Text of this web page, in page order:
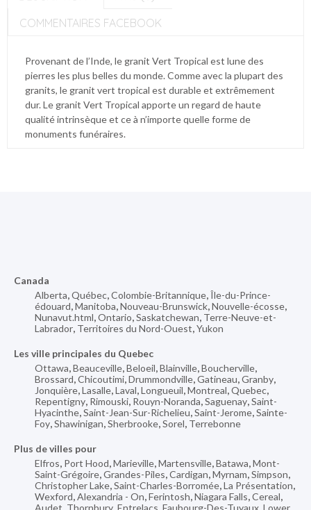
COMMENTAIRES FACEBOOK
Provenant de l’Inde, le granit Vert Tropical est lune des
pierres les plus belles du monde. Comme avec la plupart des
granits, le granit vert tropical est durable et extrêmement
dur. Le granit Vert Tropical apporte un regard de haute
qualité intrinsèque et ce à n’importe quelle forme de
monuments funéraires.
Canada
Alberta,Québec,Colombie-Britannique,Île-du-Prince-
édouard,Manitoba,Nouveau-Brunswick,Nouvelle-écosse,
Nunavut.html,Ontario,Saskatchewan, Terre-Neuve-et-
Labrador, Territoires du Nord-Ouest,Yukon
Les ville principales du Quebec
Ottawa,Beauceville,Beloeil,Blainville,Boucherville,
Brossard,Chicoutimi,Drummondville,Gatineau,Granby,
Jonquière,Lasalle,Laval,Longueuil,Montreal,Quebec,
Repentigny, Rimouski, Rouyn-Noranda,Saguenay,Saint-
Hyacinthe,Saint-Jean-Sur-Richelieu,Saint-Jerome,Sainte-
Foy,Shawinigan,Sherbrooke,Sorel, Terrebonne
Plus de villes pour
Elfros, Port Hood,Marieville,Martensville,Batawa,Mont-
Saint-Grégoire,Grandes-Piles,Cardigan,Myrnam,Simpson,
Christopher Lake,Saint-Charles-Borromée,La Présentation,
Wexford,Alexandria - On,Ferintosh,Niagara Falls,Cereal,